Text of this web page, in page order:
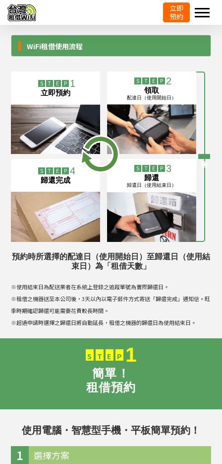
立即
預約
WiFi租借使用流程
S T E P 1
立即預約
S T E P 2
領取
配達日（使用開始日）
S T E P 3
歸還
歸還日（使用結束日）
S T E P 4
歸還完成
預約時所選擇的配達日（使用開始日）至歸還日（使用結
束日）為「租借天數」
※使用結束日為配送業者在系統上登錄之追蹤單號為實際歸還日。
※租借之機器送至本公司後，3天以內以電子郵件方式寄送「歸還完成」通知信。旺
季時期確認歸還可能需要花費較長時間。
※超過申請時選擇之歸還日將自動延長，租借之機器的歸還日為使用結束日。
S T E P 1
簡單！
租借預約
使用電腦・智慧型手機・平板簡單預約！
1 選擇方案